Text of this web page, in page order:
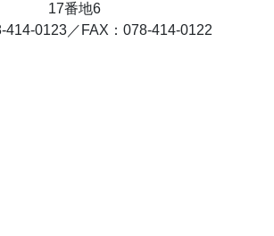
17番地6
414-0123／FAX：078-414-0122